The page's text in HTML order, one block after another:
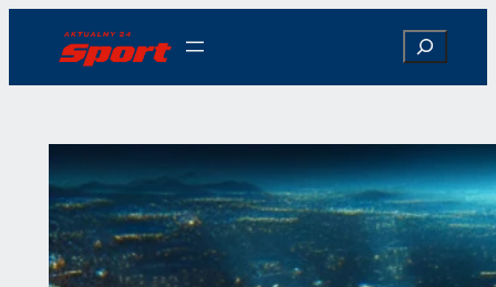
treści
Search